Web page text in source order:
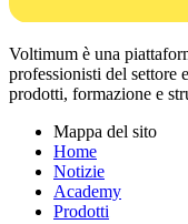
Voltimum è una
professionisti del settore
prodotti, formazione e
Mappa del sito
Home
Notizie
Academy
Prodotti